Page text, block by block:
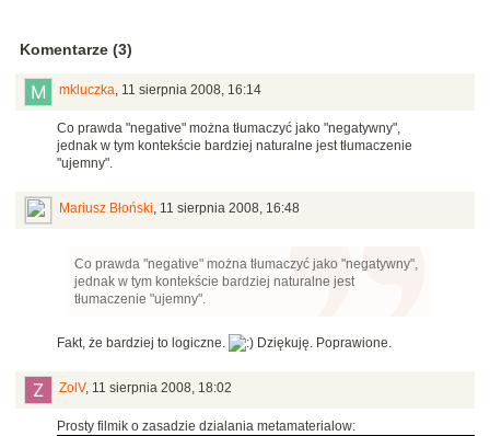
Komentarze (3)
mkluczka, 11 sierpnia 2008, 16:14
Co prawda "negative" można tłumaczyć jako "negatywny",
jednak w tym kontekście bardziej naturalne jest tłumaczenie
"ujemny".
Mariusz Błoński, 11 sierpnia 2008, 16:48
Co prawda "negative" można tłumaczyć jako "negatywny",
jednak w tym kontekście bardziej naturalne jest
tłumaczenie "ujemny".
Fakt, że bardziej to logiczne. Dziękuję. Poprawione.
ZolV, 11 sierpnia 2008, 18:02
Prosty filmik o zasadzie dzialania metamaterialow: